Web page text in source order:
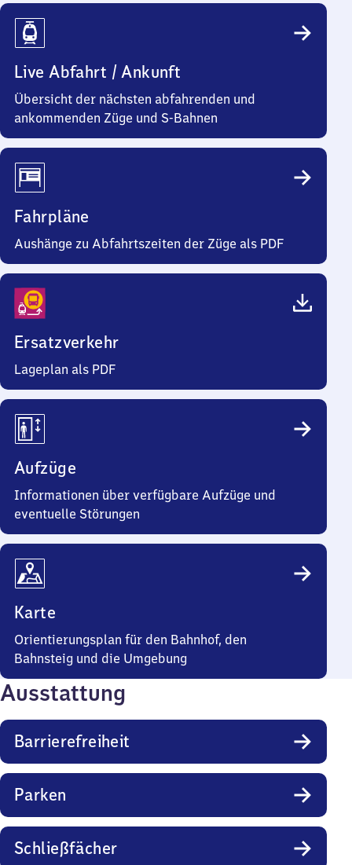
Reiseinfos
Live Abfahrt / Ankunft
Übersicht der nächsten abfahrenden und
ankommenden Züge und S-Bahnen
Fahrpläne
Aushänge zu Abfahrtszeiten der Züge als PDF
Ersatzverkehr
Lageplan als PDF
Aufzüge
Informationen über verfügbare Aufzüge und
eventuelle Störungen
Karte
Orientierungsplan für den Bahnhof, den
Bahnsteig und die Umgebung
Ausstattung
Barrierefreiheit
Parken
Schließfächer